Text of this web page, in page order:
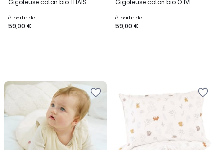
Gigoteuse coton bio THAIS
à partir de
59,00 €
Gigoteuse coton bio OLIVE
à partir de
59,00 €